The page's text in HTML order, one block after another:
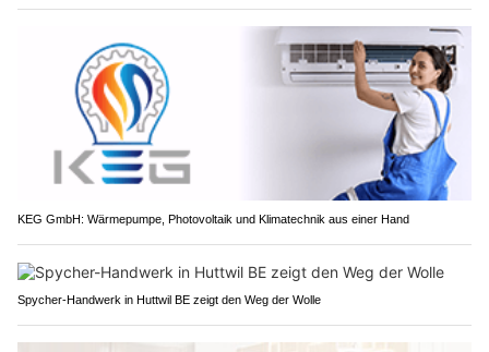
KEG GmbH: Wärmepumpe, Photovoltaik und Klimatechnik aus einer Hand
Spycher-Handwerk in Huttwil BE zeigt den Weg der Wolle